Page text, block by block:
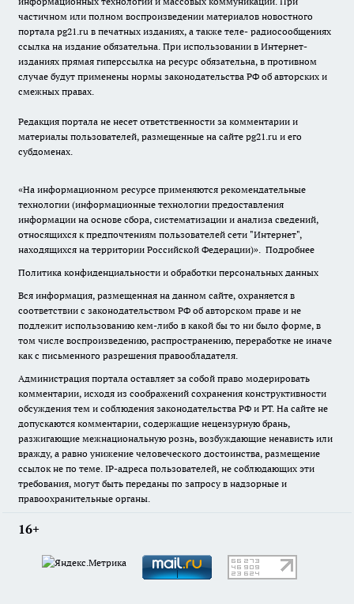
частичном или полном воспроизведении материалов новостного
портала pg21.ru в печатных изданиях, а также теле- радиосообщениях
ссылка на издание обязательна. При использовании в Интернет-
изданиях прямая гиперссылка на ресурс обязательна, в противном
случае будут применены нормы законодательства РФ об авторских и
смежных правах.
Редакция портала не несет ответственности за комментарии и
материалы пользователей, размещенные на сайте pg21.ru и его
субдоменах.
«На информационном ресурсе применяются рекомендательные
технологии (информационные технологии предоставления
информации на основе сбора, систематизации и анализа сведений,
относящихся к предпочтениям пользователей сети "Интернет",
находящихся на территории Российской Федерации)». Подробнее
Политика конфиденциальности и обработки персональных данных
Вся информация, размещенная на данном сайте, охраняется в
соответствии с законодательством РФ об авторском праве и не
подлежит использованию кем-либо в какой бы то ни было форме, в
том числе воспроизведению, распространению, переработке не иначе
как с письменного разрешения правообладателя.
Администрация портала оставляет за собой право модерировать
комментарии, исходя из соображений сохранения конструктивности
обсуждения тем и соблюдения законодательства РФ и РТ. На сайте не
допускаются комментарии, содержащие нецензурную брань,
разжигающие межнациональную рознь, возбуждающие ненависть или
вражду, а равно унижение человеческого достоинства, размещение
ссылок не по теме. IP-адреса пользователей, не соблюдающих эти
требования, могут быть переданы по запросу в надзорные и
правоохранительные органы.
16+